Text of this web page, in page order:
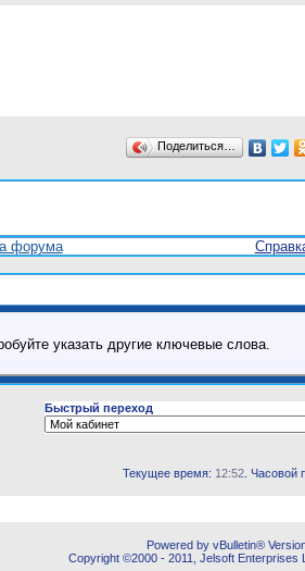
Поделиться…
форума
указать другие ключевые слова.
Быстрый переход
Текущее время: 12:52 . Часовой
Powered by vBulletin®
Copyright ©2000 - 2011, Jelsoft Enterprises